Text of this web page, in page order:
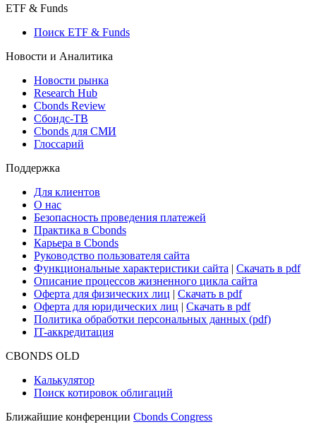
ETF & Funds
Поиск ETF & Funds
Новости и Аналитика
Новости рынка
Research Hub
Cbonds Review
Сбондс-ТВ
Cbonds для СМИ
Глоссарий
Поддержка
Для клиентов
О нас
Безопасность проведения платежей
Практика в Cbonds
Карьера в Cbonds
Руководство пользователя сайта
Функциональные характеристики сайта | Скачать в pdf
Описание процессов жизненного цикла сайта
Оферта для физических лиц | Скачать в pdf
Оферта для юридических лиц | Скачать в pdf
Политика обработки персональных данных (pdf)
IT-аккредитация
CBONDS OLD
Калькулятор
Поиск котировок облигаций
Ближайшие конференции Cbonds Congress